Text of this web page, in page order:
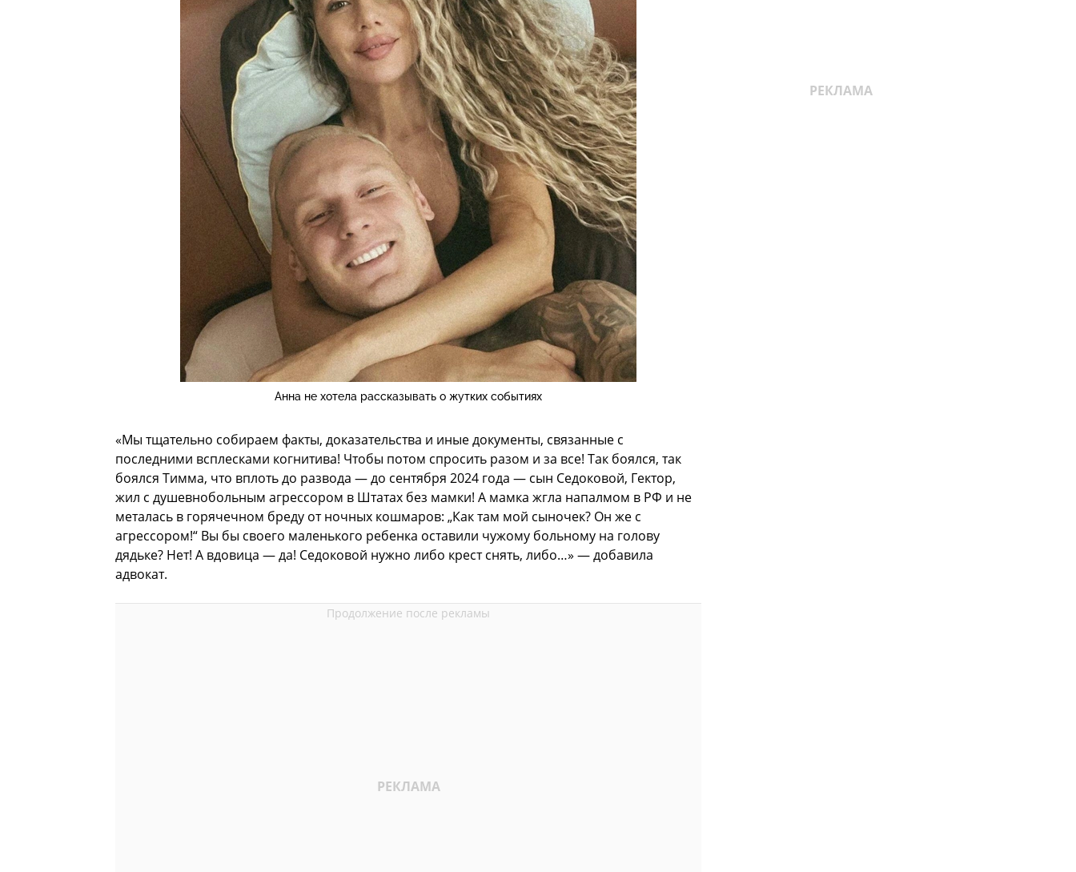
Анна не хотела рассказывать о жутких событиях
«Мы тщательно собираем факты, доказательства и иные документы, связанные с
последними всплесками когнитива! Чтобы потом спросить разом и за все! Так боялся, так
боялся Тимма, что вплоть до развода — до сентября 2024 года — сын Седоковой, Гектор,
жил с душевнобольным агрессором в Штатах без мамки! А мамка жгла напалмом в РФ и не
металась в горячечном бреду от ночных кошмаров: „Как там мой сыночек? Он же с
агрессором!“ Вы бы своего маленького ребенка оставили чужому больному на голову
дядьке? Нет! А вдовица — да! Седоковой нужно либо крест снять, либо…» — добавила
адвокат.